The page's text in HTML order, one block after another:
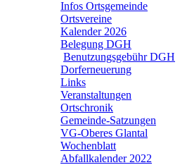
Infos Ortsgemeinde
Ortsvereine
Kalender 2026
Belegung DGH
Benutzungsgebühr DGH
Dorferneuerung
Links
Veranstaltungen
Ortschronik
Gemeinde-Satzungen
VG-Oberes Glantal
Wochenblatt
Abfallkalender 2022